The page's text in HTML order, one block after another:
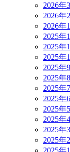
2026年
2026年
2026年
2025年
2025年
2025年
2025年
2025年
2025年
2025年
2025年
2025年
2025年
2025年